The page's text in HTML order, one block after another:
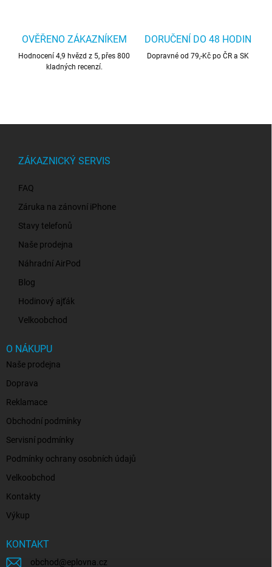
OVĚŘENO ZÁKAZNÍKEM
Hodnocení 4,9 hvězd z 5, přes 800
kladných recenzí.
DORUČENÍ DO 48 HODIN
Dopravné od 79,-Kč po ČR a SK
ZÁKAZNICKÝ SERVIS
FAQ
Záruka na zánovní iPhone
Stavy telefonů
Naše prodejna
Náhradní AirPod
Blog
Hodinový ajťák
Velkoobchod
O NÁKUPU
Naše prodejna
Doprava
Reklamace
Obchodní podmínky
Servisní podmínky
Podmínky ochrany osobních údajů
Velkoobchod
Kontakty
Výkup
KONTAKT
obchod @eplovna.cz